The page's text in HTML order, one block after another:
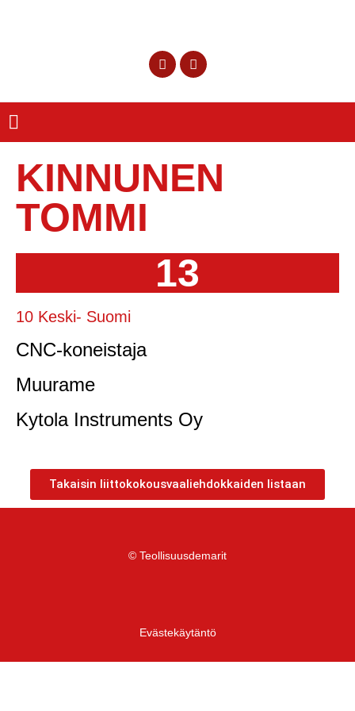
KINNUNEN
TOMMI
13
10 Keski- Suomi
CNC-koneistaja
Muurame
Kytola Instruments Oy
Takaisin liittokokousvaaliehdokkaiden listaan
© Teollisuusdemarit
Evästekäytäntö